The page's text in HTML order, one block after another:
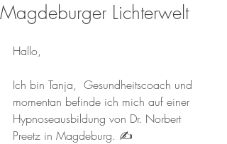
Magdeburger Lichterwelt
Hallo,
Ich bin Tanja,  Gesundheitscoach und
momentan befinde ich mich auf einer
Hypnoseausbildung von Dr. Norbert
Preetz in Magdeburg. ✍️